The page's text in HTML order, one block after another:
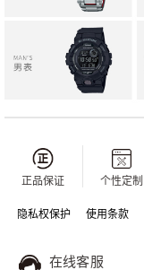
正品保证 个性定制
隐私权保护 使用条款
在线客服